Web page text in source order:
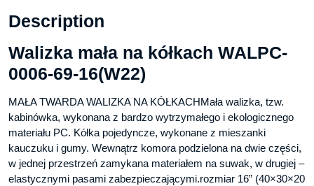
Description
Walizka mała na kółkach WALPC-
0006-69-16(W22)
MAŁA TWARDA WALIZKA NA KÓŁKACHMała walizka, tzw.
kabinówka, wykonana z bardzo wytrzymałego i ekologicznego
materiału PC. Kółka pojedyncze, wykonane z mieszanki
kauczuku i gumy. Wewnątrz komora podzielona na dwie części,
w jednej przestrzeń zamykana materiałem na suwak, w drugiej –
elastycznymi pasami zabezpieczającymi.rozmiar 16” (40×30×20